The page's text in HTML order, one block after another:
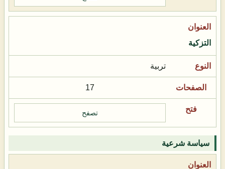
التزكية
تربية
17
تصفح
سياسة شرعية